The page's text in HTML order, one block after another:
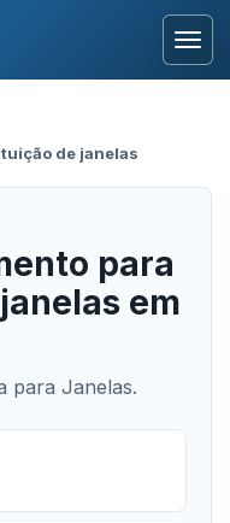
de janelas
para
em
para Janelas.